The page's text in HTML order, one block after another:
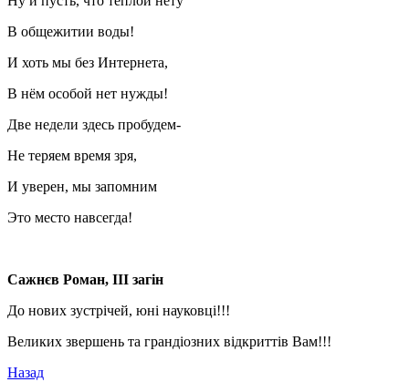
В общежитии воды!
И хоть мы без Интернета,
В нём особой нет нужды!
Две недели здесь пробудем-
Не теряем время зря,
И уверен, мы запомним
Это место навсегда!
Сажнєв Роман, ІІІ загін
До нових зустрічей, юні науковці!!!
Великих звершень та грандіозних відкриттів Вам!!!
Назад